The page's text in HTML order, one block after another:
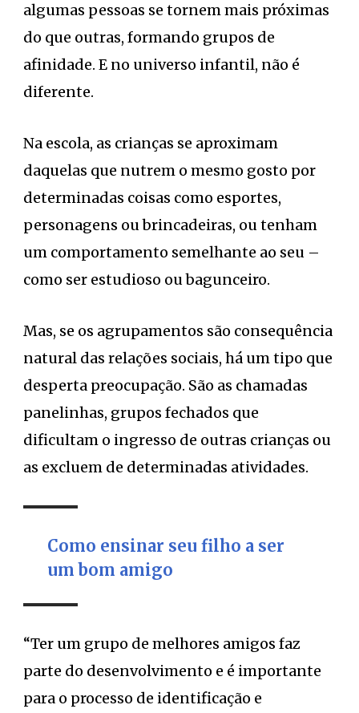
algumas pessoas se tornem mais próximas
do que outras, formando grupos de
afinidade. E no universo infantil, não é
diferente.
Na escola, as crianças se aproximam
daquelas que nutrem o mesmo gosto por
determinadas coisas como esportes,
personagens ou brincadeiras, ou tenham
um comportamento semelhante ao seu –
como ser estudioso ou bagunceiro.
Mas, se os agrupamentos são consequência
natural das relações sociais, há um tipo que
desperta preocupação. São as chamadas
panelinhas, grupos fechados que
dificultam o ingresso de outras crianças ou
as excluem de determinadas atividades.
Como ensinar seu filho a ser
um bom amigo
“Ter um grupo de melhores amigos faz
parte do desenvolvimento e é importante
para o processo de identificação e